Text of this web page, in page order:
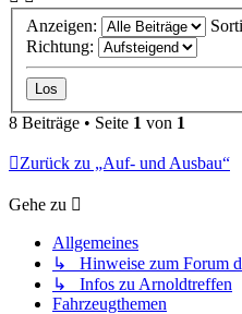
Anzeigen:
Richtung:
8 Beiträge • Seite 1 von 1
Zurück zu „Auf- und Ausbau“
Gehe zu
Allgemeines
↳ Hinweise zum Forum
↳ Infos zu Arnoldtreffen
Fahrzeugthemen